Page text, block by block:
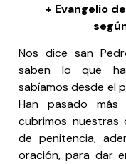
+ Evangelio
Nos dice san
saben lo que ha
sabíamos desde el
Han pasado
cubrimos nuestras
de penitencia,
oración, para dar